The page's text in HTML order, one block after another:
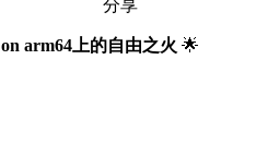
分享
arm64上的自由之火 🌟